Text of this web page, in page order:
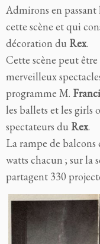
Admirons en
cette scène et qui
décoration du Rex.
Cette scène peut
merveilleux
programme M.
les ballets et les girls
spectateurs du Rex.
La rampe de
watts chacun ; sur la
partagent 330